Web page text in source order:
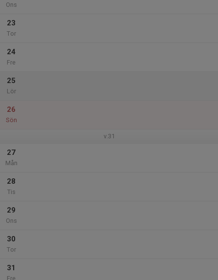
Ons
23
Tor
24
Fre
25
Lör
26
Sön
v.31
27
Mån
28
Tis
29
Ons
30
Tor
31
Fre